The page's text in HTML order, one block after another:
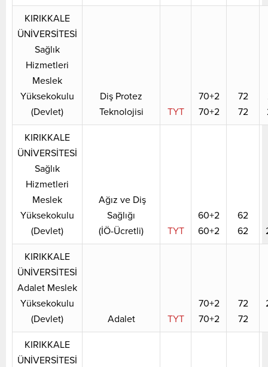
KIRIKKALE
ÜNİVERSİTESİ
Sağlık
Hizmetleri
Meslek
Yüksekokulu
(Devlet)
Diş Protez
Teknolojisi
TYT
70+2
70+2
72
72
KIRIKKALE
ÜNİVERSİTESİ
Sağlık
Hizmetleri
Meslek
Yüksekokulu
(Devlet)
Ağız ve Diş
Sağlığı
(İÖ-Ücretli)
TYT
60+2
60+2
62
62
KIRIKKALE
ÜNİVERSİTESİ
Adalet Meslek
Yüksekokulu
(Devlet)
Adalet TYT
70+2
70+2
72
72
KIRIKKALE
ÜNİVERSİTESİ